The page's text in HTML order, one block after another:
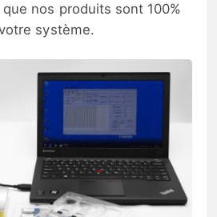
nos produits sont 100%
système.